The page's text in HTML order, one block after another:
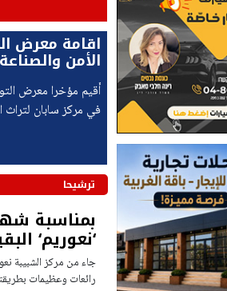
اقامة معرض
الأمن
أُقيم مؤخرا معرض
في مركز سابان
ترشيحا
بمناسبة
‘نعوريم‘
جاء من مركز الشبيبة
رائعات وعظيمات